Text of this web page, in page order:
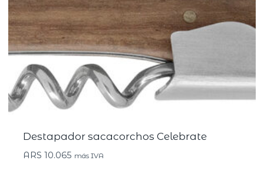
Destapador sacacorchos Celebrate
ARS 10.065 más IVA